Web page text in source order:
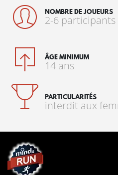
NOMBRE DE JOUEURS
2-6 participants
ÂGE MINIMUM
14 ans
PARTICULARITÉS
interdit aux